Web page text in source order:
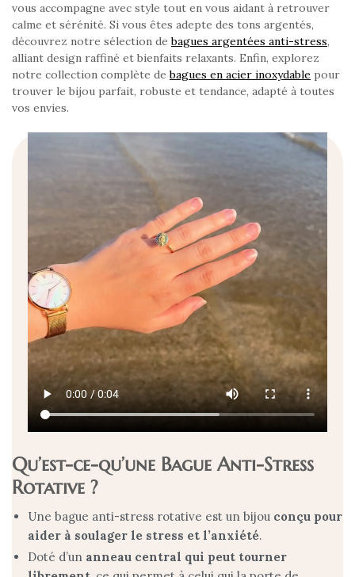
vous accompagne avec style tout en vous aidant à retrouver
calme et sérénité. Si vous êtes adepte des tons argentés,
découvrez notre sélection debagues argentées anti-stress,
alliant design raffiné et bienfaits relaxants. Enfin, explorez
notre collection complète debagues en acier inoxydable pour
trouver le bijou parfait, robuste et tendance, adapté à toutes
vos envies.
Qu’est-ce-qu’une Bague Anti-Stress
Rotative ?
Une bague anti-stress rotative est un bijou conçu pour
aider à soulager le stress et l’anxiété.
Doté d’un anneau central qui peut tourner